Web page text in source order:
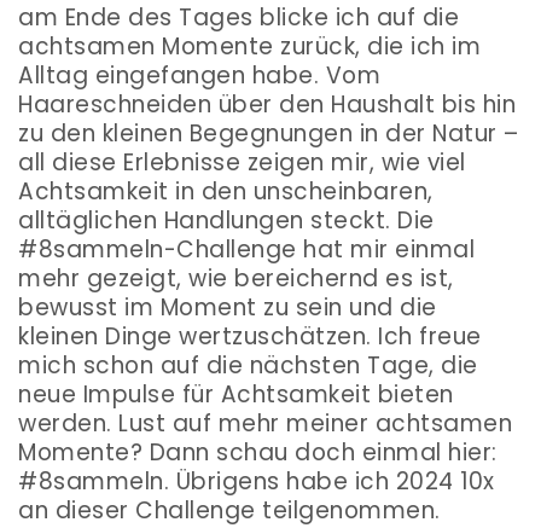
am Ende des Tages blicke ich auf die
achtsamen Momente zurück, die ich im
Alltag eingefangen habe. Vom
Haareschneiden über den Haushalt bis hin
zu den kleinen Begegnungen in der Natur –
all diese Erlebnisse zeigen mir, wie viel
Achtsamkeit in den unscheinbaren,
alltäglichen Handlungen steckt. Die
#8sammeln-Challenge hat mir einmal
mehr gezeigt, wie bereichernd es ist,
bewusst im Moment zu sein und die
kleinen Dinge wertzuschätzen. Ich freue
mich schon auf die nächsten Tage, die
neue Impulse für Achtsamkeit bieten
werden. Lust auf mehr meiner achtsamen
Momente? Dann schau doch einmal hier:
#8sammeln. Übrigens habe ich 2024 10x
an dieser Challenge teilgenommen.